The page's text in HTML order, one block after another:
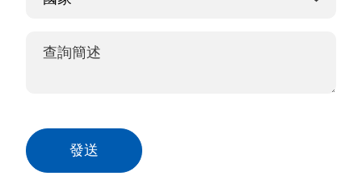
發送